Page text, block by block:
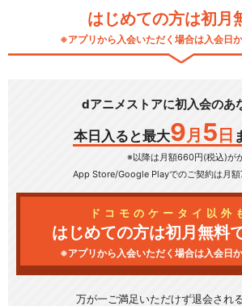
はじめての方は初月
※アプリから入会いただく場合は入会日
dアニメストアに初入会のあ
本日入ると最大9 月 5 日
※以降は月額660円(税込)が
App Store/Google Playでのご契約は月
ドコモのケータイ以外
はじめての方は初月無料
※アプリから入会いただく場合は入会日
万が一ご満足いただけず退会され